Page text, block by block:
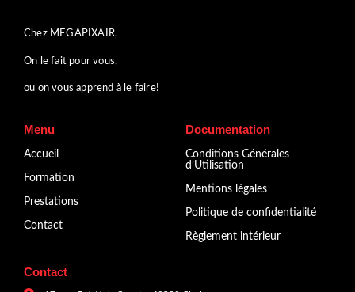
Chez MEGAPIXAIR,
On le fait pour vous,
ou on vous apprend à le faire!
Menu
Accueil
Formation
Prestations
Contact
Documentation
Conditions Générales
d’Utilisation
Mentions légales
Politique de confidentialité
Règlement intérieur
Contact